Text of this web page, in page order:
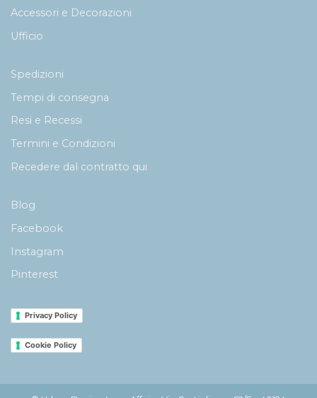
Accessori e Decorazioni
Ufficio
Spedizioni
Tempi di consegna
Resi e Recessi
Termini e Condizioni
Recedere dal contratto qui
Blog
Facebook
Instagram
Pinterest
Privacy Policy
Cookie Policy